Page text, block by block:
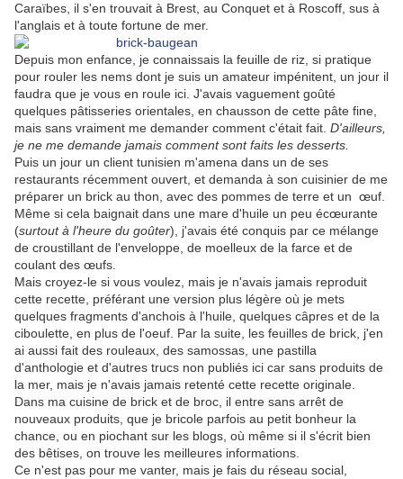
Caraïbes, il s'en trouvait à Brest, au Conquet et à Roscoff, sus à
l'anglais et à toute fortune de mer.
Depuis mon enfance, je connaissais la feuille de riz, si pratique
pour rouler les nems dont je suis un amateur impénitent, un jour il
faudra que je vous en roule ici. J'avais vaguement goûté
quelques pâtisseries orientales, en chausson de cette pâte fine,
mais sans vraiment me demander comment c'était fait. D'ailleurs,
je ne me demande jamais comment sont faits les desserts.
Puis un jour un client tunisien m'amena dans un de ses
restaurants récemment ouvert, et demanda à son cuisinier de me
préparer un brick au thon, avec des pommes de terre et un œuf.
Même si cela baignait dans une mare d'huile un peu écœurante
(surtout à l'heure du goûter), j'avais été conquis par ce mélange
de croustillant de l'enveloppe, de moelleux de la farce et de
coulant des œufs.
Mais croyez-le si vous voulez, mais je n'avais jamais reproduit
cette recette, préférant une version plus légère où je mets
quelques fragments d'anchois à l'huile, quelques câpres et de la
ciboulette, en plus de l'oeuf. Par la suite, les feuilles de brick, j'en
ai aussi fait des rouleaux, des samossas, une pastilla
d'anthologie et d'autres trucs non publiés ici car sans produits de
la mer, mais je n'avais jamais retenté cette recette originale.
Dans ma cuisine de brick et de broc, il entre sans arrêt de
nouveaux produits, que je bricole parfois au petit bonheur la
chance, ou en piochant sur les blogs, où même si il s'écrit bien
des bêtises, on trouve les meilleures informations.
Ce n'est pas pour me vanter, mais je fais du réseau social,